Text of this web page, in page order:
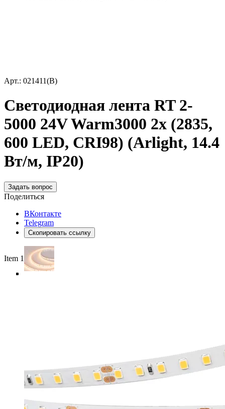
Арт.: 021411(B)
Светодиодная лента RT 2-
5000 24V Warm3000 2x (2835,
600 LED, CRI98) (Arlight, 14.4
Вт/м, IP20)
Задать вопрос
Поделиться
ВКонтакте
Telegram
Скопировать ссылку
Item 1 of 5